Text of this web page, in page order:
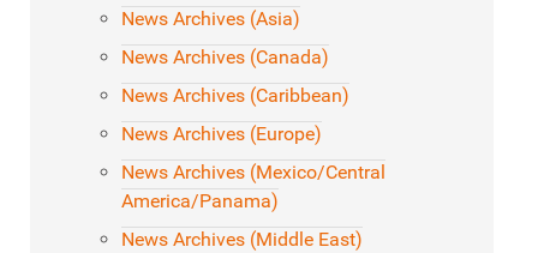
News Archives (Asia)
News Archives (Canada)
News Archives (Caribbean)
News Archives (Europe)
News Archives (Mexico/Central
America/Panama)
News Archives (Middle East)